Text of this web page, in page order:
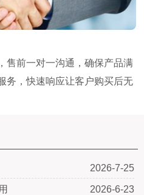
售前一对一沟通，确保产品满
务，快速响应让客户购买后无
2026-7-25
2026-6-23